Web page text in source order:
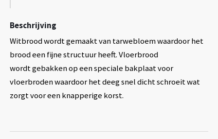
Beschrijving
Witbrood wordt gemaakt van tarwebloem waardoor het
brood een fijne structuur heeft. Vloerbrood
wordt gebakken op een speciale bakplaat voor
vloerbroden waardoor het deeg snel dicht schroeit wat
zorgt voor een knapperige korst.